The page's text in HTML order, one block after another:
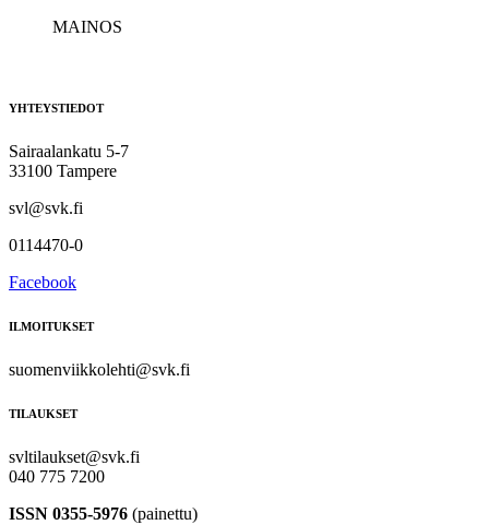
MAINOS
YHTEYSTIEDOT
Sairaalankatu 5-7
33100 Tampere
svl@svk.fi
0114470-0
Facebook
ILMOITUKSET
suomenviikkolehti@svk.fi
TILAUKSET
svltilaukset@svk.fi
040 775 7200
ISSN 0355-5976 (painettu)